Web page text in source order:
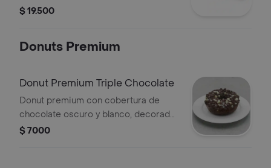
queso fundido.
$ 19.500
Donuts Premium
Donut Premium Triple Chocolate
Donut premium con cobertura de
chocolate oscuro y blanco, decorada
con chispas de chocolate.
$ 7000